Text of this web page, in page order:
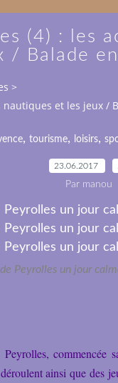
(4) : les
/ Balade
>
nautiques et les jeux /
, tourisme, loisirs,
23.06.2017
Par manou
Peyrolles un jour
commencée
ainsi que des